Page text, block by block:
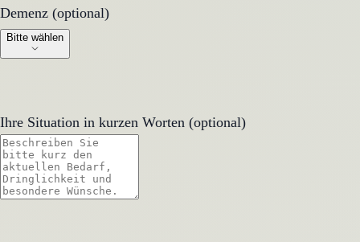
Demenz (optional)
Demenz (optional)
Bitte wählen
Ihre Situation in kurzen Worten (optional)